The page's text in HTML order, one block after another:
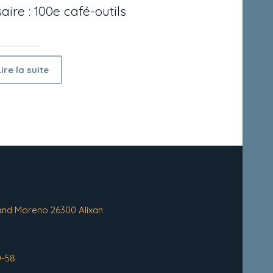
: 100e café-outils
la suite
Moreno 26300 Alixan
58